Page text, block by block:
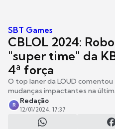
SBT Games
CBLOL 2024:
"super time" da
4ª força
O top laner da LOUD
mudanças impactantes na
R
Redação
12/01/2024, 17:37